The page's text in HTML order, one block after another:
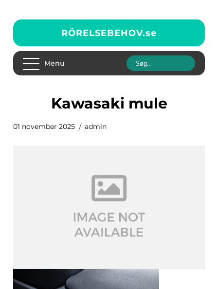
RÖRELSEBEHOV.se
Menu
Kawasaki mule
01 november 2025 admin